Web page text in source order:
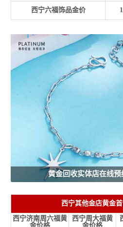
西宁六福饰品金价
黄金回收实体店在线预
西宁其他金店黄金
西宁济南周六福黄
金价格
西宁周大福黄
金价格